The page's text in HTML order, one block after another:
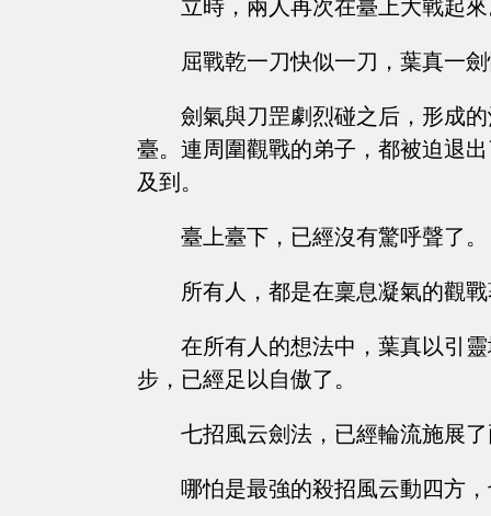
立時，兩人再次在臺上大戰起
屈戰乾一刀快似一刀，葉真一
劍氣與刀罡劇烈碰之后，形成
臺。連周圍觀戰的弟子，都被迫退
及到。
臺上臺下，已經沒有驚呼聲了。
所有人，都是在稟息凝氣的觀
在所有人的想法中，葉真以引
步，已經足以自傲了。
七招風云劍法，已經輪流施展
哪怕是最強的殺招風云動四方